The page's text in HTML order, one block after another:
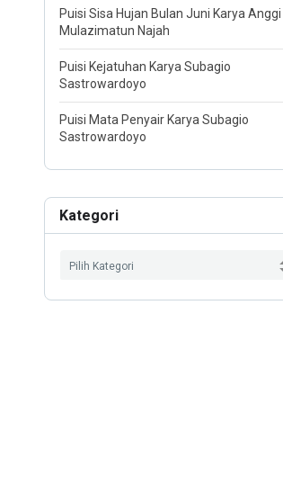
Puisi Sisa Hujan Bulan Juni Karya Anggi
Mulazimatun Najah
Puisi Kejatuhan Karya Subagio
Sastrowardoyo
Puisi Mata Penyair Karya Subagio
Sastrowardoyo
Kategori